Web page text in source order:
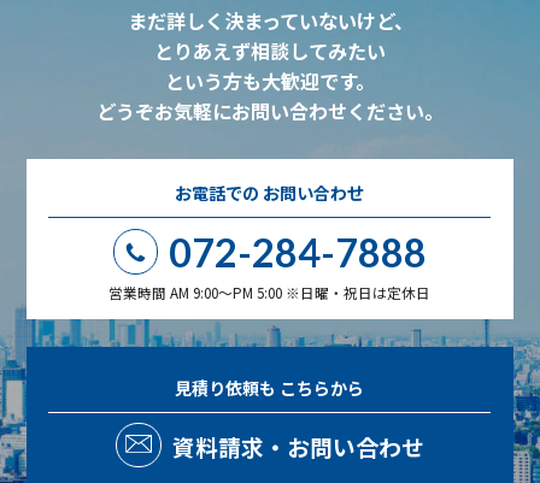
まだ詳しく決まっていないけど、
とりあえず相談してみたい
という方も大歓迎です。
どうぞお気軽にお問い合わせください。
お電話での お問い合わせ
072-284-7888
営業時間 AM 9:00～PM 5:00 ※日曜・祝日は定休日
見積り依頼も こちらから
資料請求・お問い合わせ